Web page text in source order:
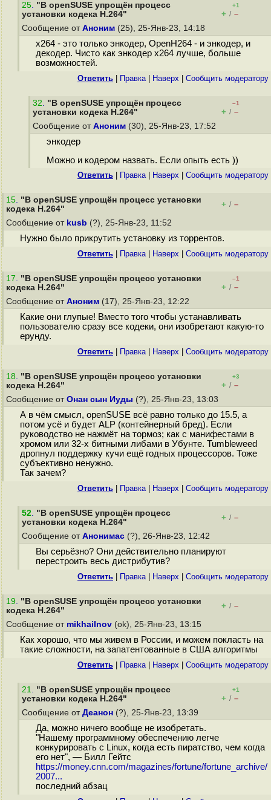
25. "В openSUSE упрощён процесс
установки кодека H.264"
+1
+ / –
Сообщение от Аноним (25), 25-Янв-23, 14:18
x264 - это только энкодер, OpenH264 - и энкодер, и
декодер. Чисто как энкодер x264 лучше, больше
возможностей.
Ответить Правка| Наверх Cообщить модератору
32. "В openSUSE упрощён процесс
установки кодека H.264"
–1
+ / –
Сообщение от Аноним (30), 25-Янв-23, 17:52
энкодер
Можно и кодером назвать. Если опыть есть ))
Ответить Правка| Наверх Cообщить модератору
15. "В openSUSE упрощён процесс установки
кодека H.264"
+ / –
Сообщение от kusb (?), 25-Янв-23, 11:52
Нужно было прикрутить установку из торрентов.
Ответить Правка| Наверх Cообщить модератору
17. "В openSUSE упрощён процесс установки
кодека H.264"
–1
+ / –
Сообщение от Аноним (17), 25-Янв-23, 12:22
Какие они глупые! Вместо того чтобы устанавливать
пользователю сразу все кодеки, они изобретают какую-то
ерунду.
Ответить Правка| Наверх Cообщить модератору
18. "В openSUSE упрощён процесс установки
кодека H.264"
+3
+ / –
Сообщение от Онан сын Иуды (?), 25-Янв-23, 13:03
А в чём смысл, openSUSE всё равно только до 15.5, а
потом усё и будет ALP (контейнерный бред). Если
руководство не нажмёт на тормоз; как с манифестами в
хромом или 32-х битными либами в Убунте. Tumbleweed
дропнул поддержку кучи ещё годных процессоров. Тоже
субъективно ненужно.
Так зачем?
Ответить Правка| Наверх Cообщить модератору
52. "В openSUSE упрощён процесс
установки кодека H.264"
+ / –
Сообщение от Анонимас (?), 26-Янв-23, 12:42
Вы серьёзно? Они действительно планируют
перестроить весь дистрибутив?
Ответить Правка| Наверх Cообщить модератору
19. "В openSUSE упрощён процесс установки
кодека H.264"
+ / –
Сообщение от mikhailnov (ok), 25-Янв-23, 13:15
Как хорошо, что мы живем в России, и можем покласть на
такие сложности, на запатентованные в США алгоритмы
Ответить Правка| Наверх Cообщить модератору
21. "В openSUSE упрощён процесс
установки кодека H.264"
+1
+ / –
Сообщение от Деанон (?), 25-Янв-23, 13:39
Да, можно ничего вообще не изобретать.
"Нашему программному обеспечению легче
конкурировать с Linux, когда есть пиратство, чем когда
его нет", — Билл Гейтс
https://money.cnn.com/magazines/fortune/fortune_archive/
2007...
последний абзац